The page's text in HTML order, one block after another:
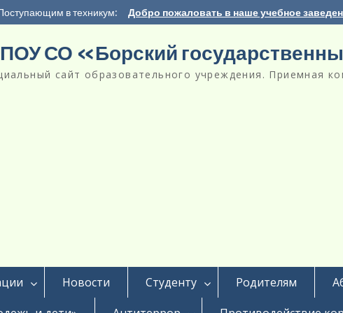
в техникум: Добро пожаловать в наше учебное
СО «Борский
сайт образовательного учреждения. Приемная
Новости Студенту Родителям